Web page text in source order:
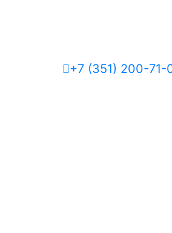
+7 (351) 200-71-